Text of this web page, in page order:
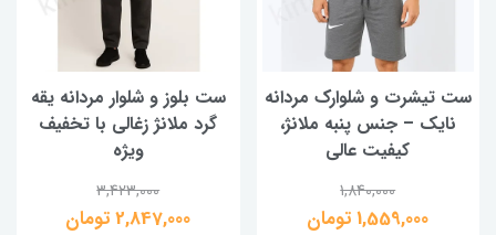
ست تیشرت و شلوارک مردانه
نایک – جنس پنبه ملانژ،
کیفیت عالی
1,840,000
1,559,000 تومان
ست بلوز و شلوار مردانه یقه
گرد ملانژ زغالی با تخفیف
ویژه
3,423,000
2,847,000 تومان